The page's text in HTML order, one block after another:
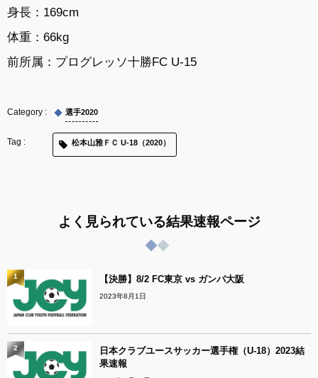
身長：169cm
体重：66kg
前所属： プログレッソ十勝FC U-15
選手2020
松本山雅ＦＣ U-18（2020）
よく見られている結果速報ページ
【決勝】8/2 FC東京 vs ガンバ大阪
2023年8月1日
1
日本クラブユースサッカー選手権（U-18）2023結
果速報
2